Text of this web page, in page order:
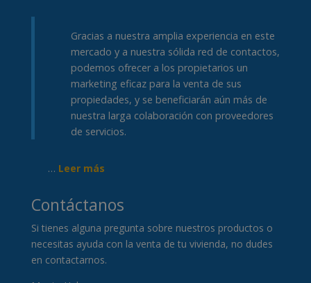
Gracias a nuestra amplia experiencia en este
mercado y a nuestra sólida red de contactos,
podemos ofrecer a los propietarios un
marketing eficaz para la venta de sus
propiedades, y se beneficiarán aún más de
nuestra larga colaboración con proveedores
de servicios.
… Leer más
Contáctanos
Si tienes alguna pregunta sobre nuestros productos o
necesitas ayuda con la venta de tu vivienda, no dudes
en contactarnos.